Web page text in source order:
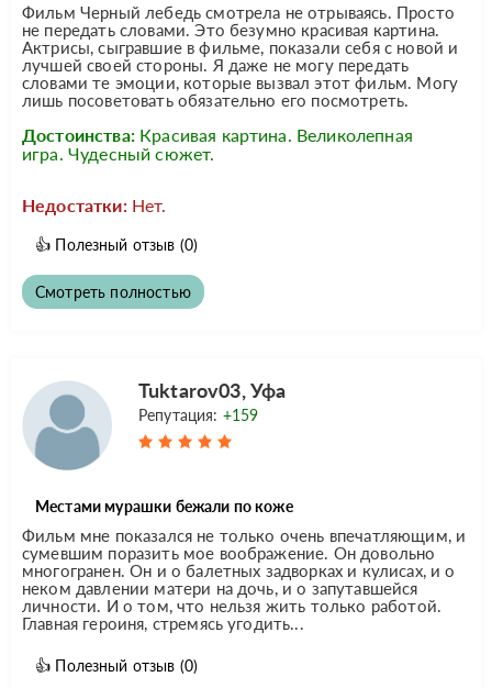
Фильм Черный лебедь смотрела не отрываясь. Просто
не передать словами. Это безумно красивая картина.
Актрисы, сыгравшие в фильме, показали себя с новой и
лучшей своей стороны. Я даже не могу передать
словами те эмоции, которые вызвал этот фильм. Могу
лишь посоветовать обязательно его посмотреть.
Достоинства: Красивая картина. Великолепная
игра. Чудесный сюжет.
Недостатки: Нет.
👍 Полезный отзыв (0)
Смотреть полностью
Tuktarov03, Уфа
Репутация: +159
Местами мурашки бежали по коже
Фильм мне показался не только очень впечатляющим, и
сумевшим поразить мое воображение. Он довольно
многогранен. Он и о балетных задворках и кулисах, и о
неком давлении матери на дочь, и о запутавшейся
личности. И о том, что нельзя жить только работой.
Главная героиня, стремясь угодить...
👍 Полезный отзыв (0)